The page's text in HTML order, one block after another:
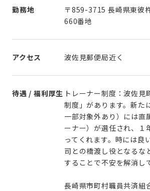
勤務地
〒859-3715 長崎県東彼
660番地
アクセス 波佐見郵便局近く
待遇 / 福利厚生 トレーナー制度：波佐見
制度」があります。新た
一部対象外あり）には直
ーナー）が選任され、１
ってくれます。時には良
司との橋渡し役となるな
することで不安を解消し
長崎県市町村職員共済組